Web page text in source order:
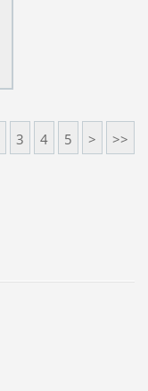
3 4 5 > >>